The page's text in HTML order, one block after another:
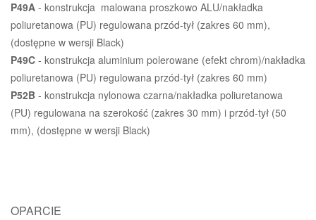
P49A - konstrukcja malowana proszkowo ALU/nakładka
poliuretanowa (PU) regulowana przód-tył (zakres 60 mm),
(dostępne w wersji Black)
P49C - konstrukcja aluminium polerowane (efekt chrom)/nakładka
poliuretanowa (PU) regulowana przód-tył (zakres 60 mm)
P52B - konstrukcja nylonowa czarna/nakładka poliuretanowa
(PU) regulowana na szerokość (zakres 30 mm) i przód-tył (50
mm), (dostępne w wersji Black)
OPARCIE